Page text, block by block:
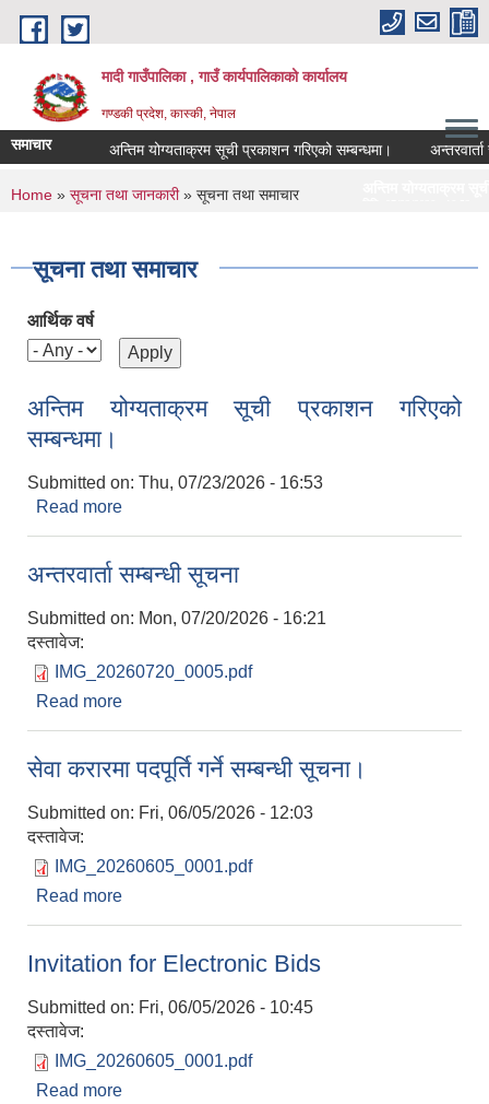
Skip to main content
मादी गाउँपालिका , गाउँ कार्यपालिकाको कार्यालय
गण्डकी प्रदेश, कास्की, नेपाल
समाचार अन्तिम योग्यताक्रम सूची प्रकाशन गरिएको सम्बन्धमा। अन्तरवार्ता
अन्तिम योग्यताक्रम सूची प्रकाशन गरिएको
You are here
Home » सूचना तथा जानकारी» सूचना तथा समाचार
सूचना तथा समाचार
आर्थिक वर्ष
अन्तिम योग्यताक्रम सूची प्रकाशन गरिएको
सम्बन्धमा।
Submitted on: Thu, 07/23/2026 - 16:53
Read more
अन्तरवार्ता सम्बन्धी सूचना
Submitted on: Mon, 07/20/2026 - 16:21
दस्तावेज:
IMG_20260720_0005.pdf
Read more
सेवा करारमा पदपूर्ति गर्ने सम्बन्धी सूचना।
Submitted on: Fri, 06/05/2026 - 12:03
दस्तावेज:
IMG_20260605_0001.pdf
Read more
Invitation for Electronic Bids
Submitted on: Fri, 06/05/2026 - 10:45
दस्तावेज:
IMG_20260605_0001.pdf
Read more